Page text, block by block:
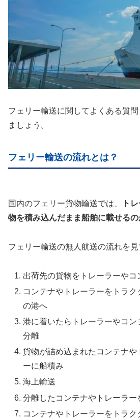
フェリー輸送に関してよくある質
ましょう。
フェリー輸送の流れとは？
国内のフェリー貨物輸送では、
ト
物を積み込んだまま船舶に載せる
フェリー輸送の無人航送の流れを見
出荷先の貨物をトレーラーやコ
コンテナやトレーラーをトラク
の港へ
港に着いたらトレーラーやコン
分離
貨物が詰め込まれたコンテナや
ーに船積み
海上輸送
分離したコンテナやトレーラー
コンテナやトレーラーをトラ